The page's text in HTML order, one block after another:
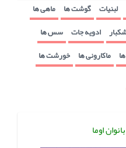
لبنیات گوشت ها ماهی ها
ادویه جات سس ها
ماکارونی ها خورشت ها
اوما